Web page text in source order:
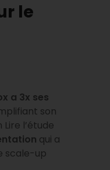
le
a 3x ses
son
l’étude
qui a
scale-up